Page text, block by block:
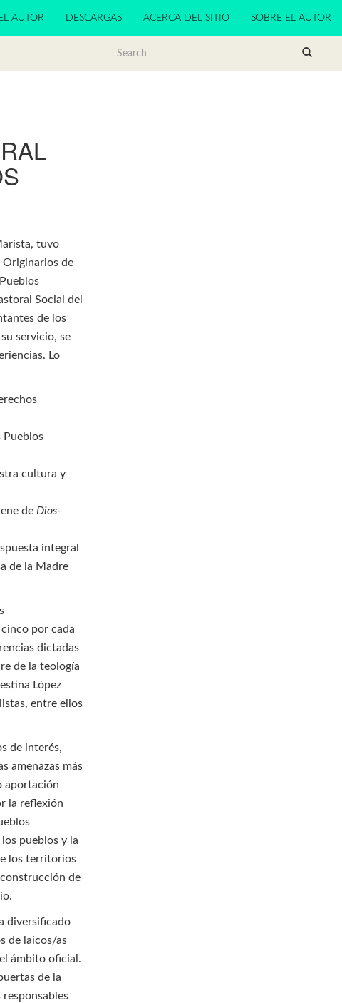
AUTOR DESCARGAS ACERCA DEL SITIO SOBRE EL AUTOR
tuvo
Originarios de
Social del
de los
servicio, se
Lo
Pueblos
cultura y
deDios-
integral
de la Madre
por cada
dictadas
de la teología
López
entre ellos
de interés,
amenazas más
aportación
la reflexión
pueblos y la
los territorios
de
diversificado
de laicos/as
ámbito oficial.
de la